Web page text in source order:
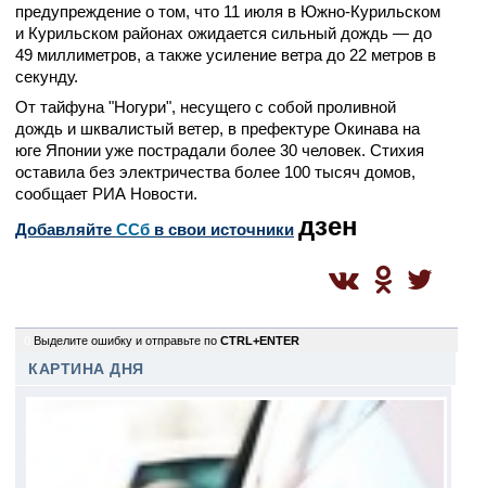
предупреждение о том, что 11 июля в Южно-Курильском
и Курильском районах ожидается сильный дождь — до
49 миллиметров, а также усиление ветра до 22 метров в
секунду.
От тайфуна "Ногури", несущего с собой проливной
дождь и шквалистый ветер, в префектуре Окинава на
юге Японии уже пострадали более 30 человек. Стихия
оставила без электричества более 100 тысяч домов,
сообщает РИА Новости.
Добавляйте CСб в свои источники дзен
Выделите ошибку и отправьте по CTRL+ENTER
КАРТИНА ДНЯ